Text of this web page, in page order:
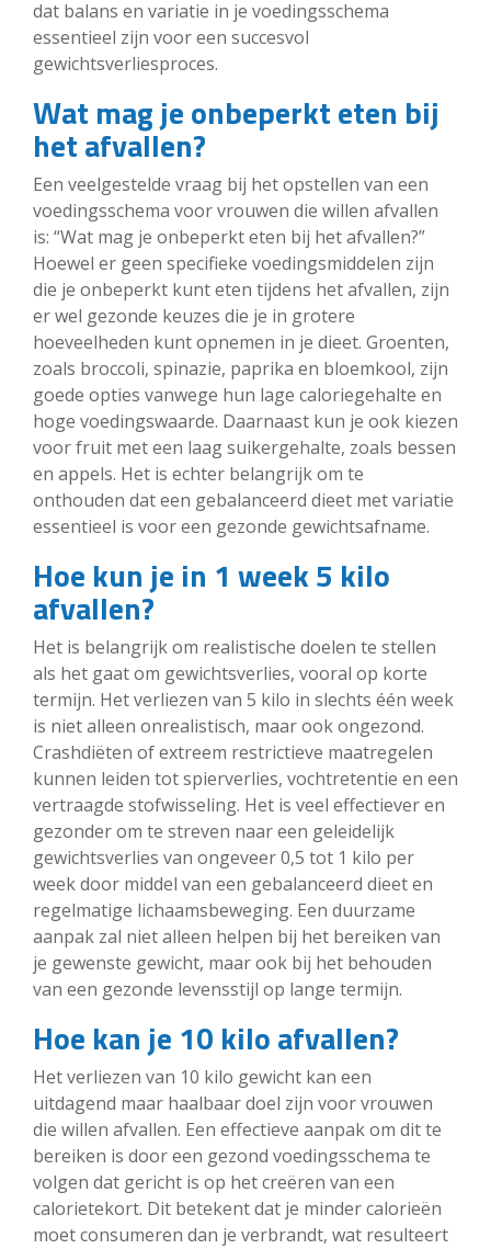
dat balans en variatie in je voedingsschema
essentieel zijn voor een succesvol
gewichtsverliesproces.
Wat mag je onbeperkt eten bij
het afvallen?
Een veelgestelde vraag bij het opstellen van een
voedingsschema voor vrouwen die willen afvallen
is: “Wat mag je onbeperkt eten bij het afvallen?”
Hoewel er geen specifieke voedingsmiddelen zijn
die je onbeperkt kunt eten tijdens het afvallen, zijn
er wel gezonde keuzes die je in grotere
hoeveelheden kunt opnemen in je dieet. Groenten,
zoals broccoli, spinazie, paprika en bloemkool, zijn
goede opties vanwege hun lage caloriegehalte en
hoge voedingswaarde. Daarnaast kun je ook kiezen
voor fruit met een laag suikergehalte, zoals bessen
en appels. Het is echter belangrijk om te
onthouden dat een gebalanceerd dieet met variatie
essentieel is voor een gezonde gewichtsafname.
Hoe kun je in 1 week 5 kilo
afvallen?
Het is belangrijk om realistische doelen te stellen
als het gaat om gewichtsverlies, vooral op korte
termijn. Het verliezen van 5 kilo in slechts één week
is niet alleen onrealistisch, maar ook ongezond.
Crashdiëten of extreem restrictieve maatregelen
kunnen leiden tot spierverlies, vochtretentie en een
vertraagde stofwisseling. Het is veel effectiever en
gezonder om te streven naar een geleidelijk
gewichtsverlies van ongeveer 0,5 tot 1 kilo per
week door middel van een gebalanceerd dieet en
regelmatige lichaamsbeweging. Een duurzame
aanpak zal niet alleen helpen bij het bereiken van
je gewenste gewicht, maar ook bij het behouden
van een gezonde levensstijl op lange termijn.
Hoe kan je 10 kilo afvallen?
Het verliezen van 10 kilo gewicht kan een
uitdagend maar haalbaar doel zijn voor vrouwen
die willen afvallen. Een effectieve aanpak om dit te
bereiken is door een gezond voedingsschema te
volgen dat gericht is op het creëren van een
calorietekort. Dit betekent dat je minder calorieën
moet consumeren dan je verbrandt, wat resulteert